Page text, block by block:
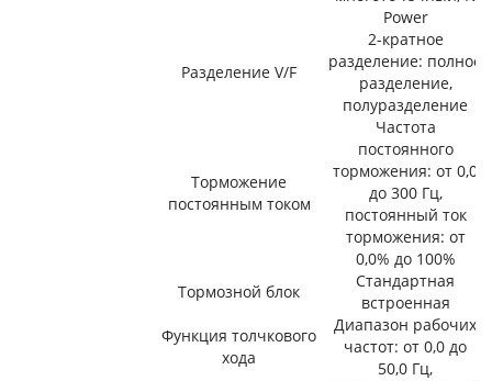
Power
Разделение V/F
2-кратное
разделение: полное
разделение,
полуразделение
Торможение
постоянным током
Частота
постоянного
торможения: от 0,0
до 300 Гц,
постоянный ток
торможения: от
0,0% до 100%
Тормозной блок
Стандартная
встроенная
Функция толчкового
хода
Диапазон рабочих
частот: от 0,0 до
50,0 Гц,